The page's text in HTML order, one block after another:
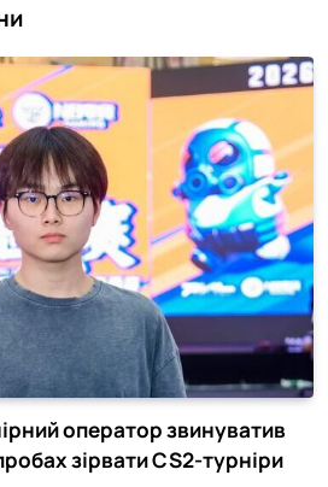
оператор звинуватив
зірвати CS2-турніри